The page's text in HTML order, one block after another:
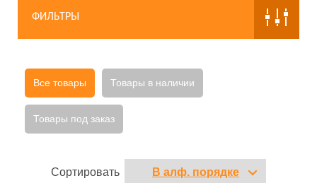
ФИЛЬТРЫ
Все товары Товары в наличии
Товары под заказ
Сортировать